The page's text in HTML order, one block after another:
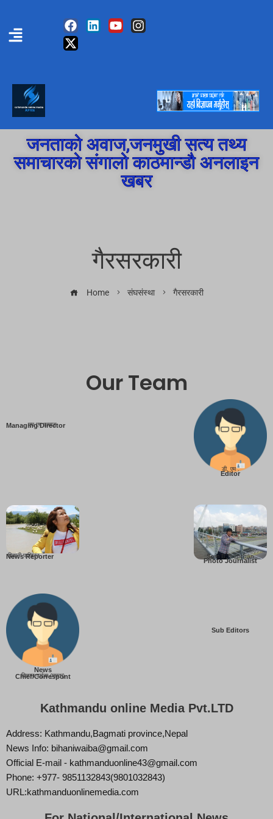
जनताको अवाज,जनमुखी सत्य तथ्य
समाचारको संगालो काठमान्डौ अनलाइन
खबर
गैरसरकारी
Home संघसंस्था गैरसरकारी
Our Team
Managing Director
एम एम तामाङ
Editor
डी. एम .
News Reporter
बिहानी पाख्रिन
Photo Journalist
Som B. Lopchan
News
Chief/Correspont
बिज्ञान वाईबा (ममता)
Sub Editors
Kathmandu online Media Pvt.LTD
Address: Kathmandu,Bagmati province,Nepal
News Info: bihaniwaiba@gmail.com
Official E-mail - kathmanduonline43@gmail.com
Phone: +977- 9851132843(9801032843)
URL:kathmanduonlinemedia.com